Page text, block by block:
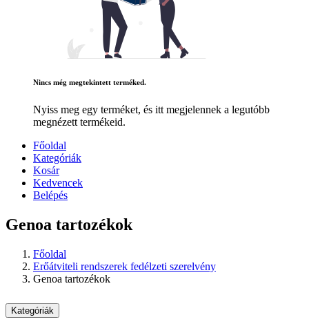
Nincs még megtekintett terméked.
Nyiss meg egy terméket, és itt megjelennek a legutóbb
megnézett termékeid.
Főoldal
Kategóriák
Kosár
Kedvencek
Belépés
Genoa tartozékok
Főoldal
Erőátviteli rendszerek fedélzeti szerelvény
Genoa tartozékok
Kategóriák